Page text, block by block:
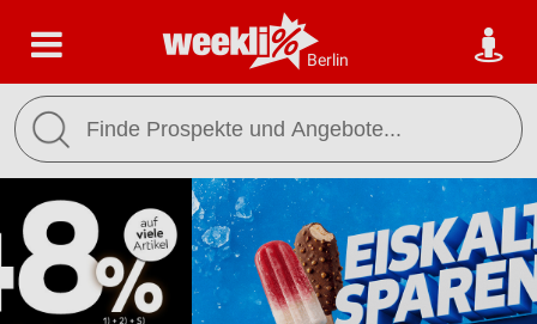
Berlin